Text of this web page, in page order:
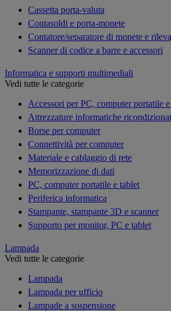
Cassetta porta-valuta
Contasoldi e porta-monete
Contatore/separatore di monete e
Scanner di codice a barre e accessori
Informatica e supporti multimediali
Vedi tutte le categorie
Accessori per PC, computer portatile
Attrezzature informatiche
Borse per computer
Connettività per computer
Materiale e cablaggio di rete
Memorizzazione di dati
PC, computer portatile e tablet
Periferica informatica
Stampante, stampante 3D e scanner
Supporto per monitor, PC e tablet
Lampada
Vedi tutte le categorie
Lampada
Lampada per ufficio
Lampade a sospensione